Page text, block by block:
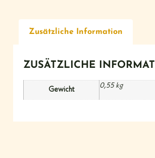
Zusätzliche Information
ZUSÄTZLICHE
Gewicht
0,55 kg